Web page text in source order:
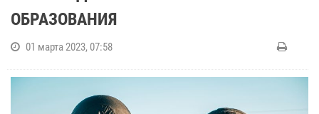
ОБРАЗОВАНИЯ
01 марта 2023, 07:58